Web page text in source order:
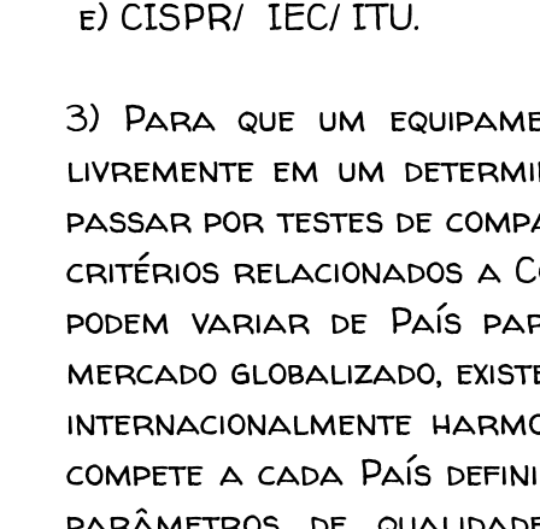
e) CISPR/ IEC/ ITU.
3) Para que um
livremente em um
passar por testes de
critérios relacionados a
podem variar de País
mercado globalizado,
internacionalmente
compete a cada País